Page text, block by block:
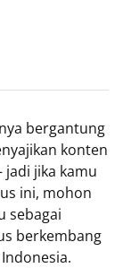
bergantung
konten
jika kamu
ini, mohon
sebagai
berkembang